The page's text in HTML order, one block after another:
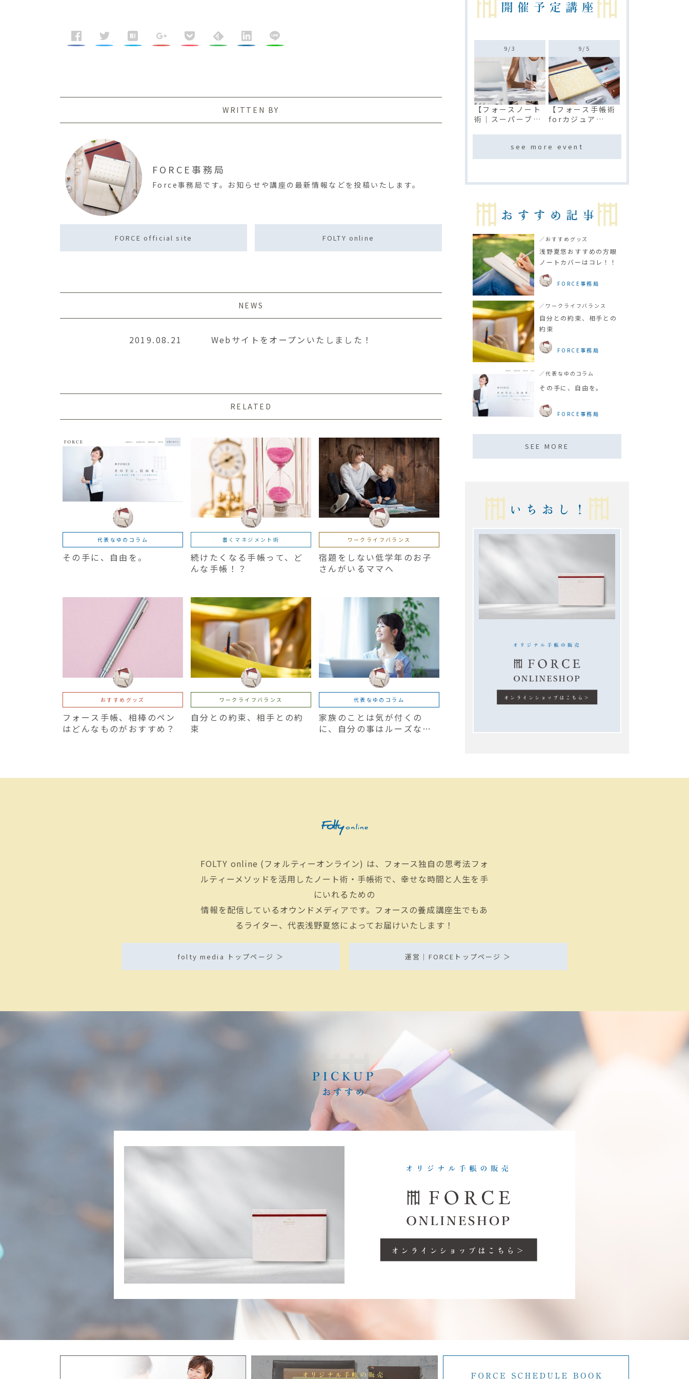
WRITTEN BY
FORCE事務局
Force事務局です。お知らせや講座の最新情報などを投稿いたします。
FORCE official site FOLTY online
NEWS
2019.08.21 Webサイトをオープンいたしました！
RELATED
代表なゆのコラム
その手に、自由を。
書くマネジメント術
続けたくなる手帳って、ど
んな手帳！？
ワークライフバランス
宿題をしない低学年のお子
さんがいるママへ
おすすめグッズ
フォース手帳、相棒のペン
はどんなものがおすすめ？
ワークライフバランス
自分との約束、相手との約
束
代表なゆのコラム
家族のことは気が付くの
に、自分の事はルーズなマ
9/3
【フォースノート
術｜スーパーブレ
9/ 5
【フォース手帳術
forカジュア
ライン)
see more event
／おすすめグッズ
浅野夏悠おすすめの方眼
ノートカバーはコレ！！
FORCE事務局
／ワークライフバランス
自分との約束、相手との
約束
FORCE事務局
／代表なゆのコラム
その手に、自由を。
FORCE事務局
SEE MORE
FOLTY online (フォルティーオンライン) は、フォース独自の思考法フォ
ルティーメソッドを活用したノート術・手帳術で、幸せな時間と人生を手
にいれるための
情報を配信しているオウンドメディアです。フォースの養成講座生でもあ
るライター、代表浅野夏悠によってお届けいたします！
folty media トップページ ＞ 運営｜FORCEトップページ ＞